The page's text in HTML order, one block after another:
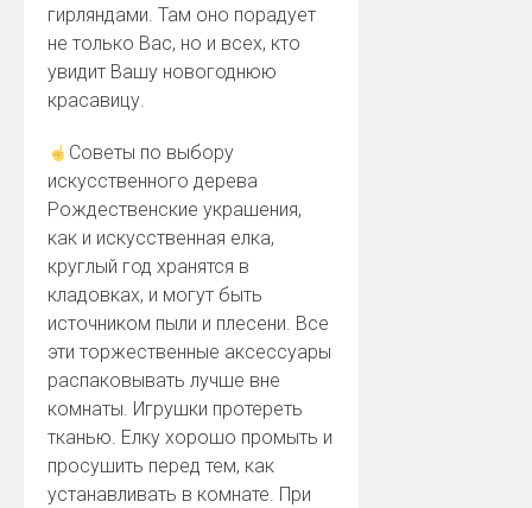
гирляндами. Там оно порадует
не только Вас, но и всех, кто
увидит Вашу новогоднюю
красавицу.
Советы по выбору
искусственного дерева
Рождественские украшения,
как и искусственная елка,
круглый год хранятся в
кладовках, и могут быть
источником пыли и плесени. Все
эти торжественные аксессуары
распаковывать лучше вне
комнаты. Игрушки протереть
тканью. Елку хорошо промыть и
просушить перед тем, как
устанавливать в комнате. При